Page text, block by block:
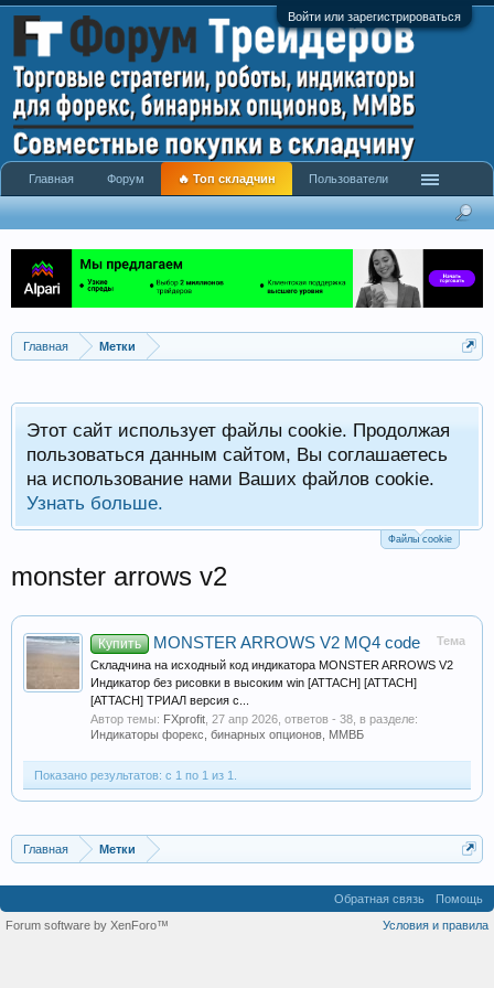
Войти или зарегистрироваться
Главная Метки
Этот сайт использует файлы cookie. Продолжая
пользоваться данным сайтом, Вы соглашаетесь
на использование нами Ваших файлов cookie.
Узнать больше.
Файлы cookie
monster arrows v2
Тема
Купить MONSTER ARROWS V2 MQ4 code
Складчина на исходный код индикатора MONSTER ARROWS V2
Индикатор без рисовки в высоким win [ATTACH] [ATTACH]
[ATTACH] ТРИАЛ версия с...
Автор темы: FXprofit 27 апр 2026 , ответов - 38, в разделе:
Индикаторы форекс, бинарных опционов, ММВБ
Показано результатов: с 1 по 1 из 1.
Главная Метки
Главная Форум 🔥 Топ складчин Пользователи
Обратная связь
Помощь
Условия и правила
Forum software by XenForo™